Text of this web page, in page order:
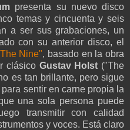
presenta su nuevo disco
temas y cincuenta y seis
a ser sus grabaciones, un
con su anterior disco, el
Nine", basado en la obra
clásico Gustav Holst ("The
es tan brillante, pero sigue
sentir en carne propia la
una sola persona puede
transmitir con calidad
y voces. Está claro